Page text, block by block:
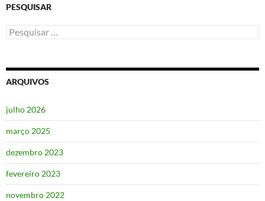
PESQUISAR
Pesquisar
por:
ARQUIVOS
julho 2026
março 2025
dezembro 2023
fevereiro 2023
novembro 2022